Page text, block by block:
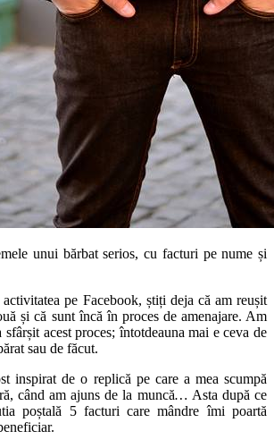
unui bărbat serios, cu facturi pe nume și
pe Facebook, știți deja că am reușit
și că sunt încă în proces de amenajare. Am
acest proces; întotdeauna mai e ceva de
sau de făcut.
inspirat de o replică pe care a mea scumpă
când am ajuns de la muncă… Asta după ce
poștală 5 facturi care mândre îmi poartă